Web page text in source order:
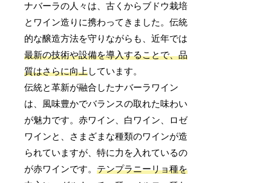
ナバーラの人々は、古くからブドウ栽培
とワイン造りに携わってきました。伝統
的な醸造方法を守りながらも、近年では
最新の技術や設備を導入することで、品
質はさらに向上しています。
伝統と革新が融合したナバーラワイン
は、風味豊かでバランスの取れた味わい
が魅力です。赤ワイン、白ワイン、ロゼ
ワインと、さまざまな種類のワインが造
られていますが、特に力を入れているの
が赤ワインです。テンプラニーリョ種を